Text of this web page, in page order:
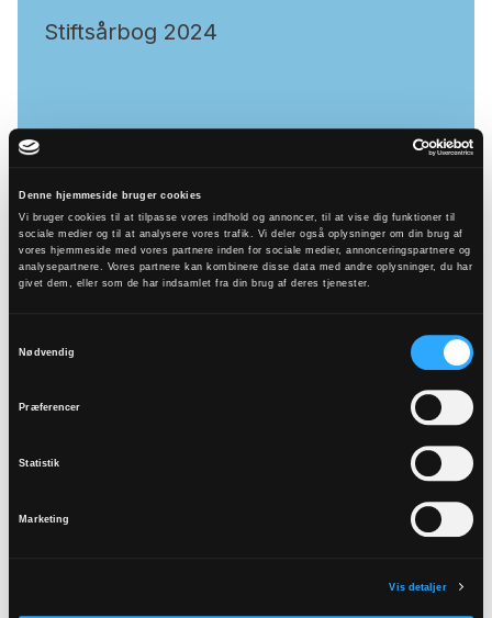
Denne hjemmeside bruger cookies
Vi bruger cookies til at tilpasse vores indhold og annoncer, til at vise dig funktioner til
sociale medier og til at analysere vores trafik. Vi deler også oplysninger om din brug af
vores hjemmeside med vores partnere inden for sociale medier, annonceringspartnere og
analysepartnere. Vores partnere kan kombinere disse data med andre oplysninger, du har
givet dem, eller som de har indsamlet fra din brug af deres tjenester.
Nødvendig
Præferencer
Statistik
Marketing
Vis detaljer
Stiftsårbog 2024
Stiftsårbog 2023